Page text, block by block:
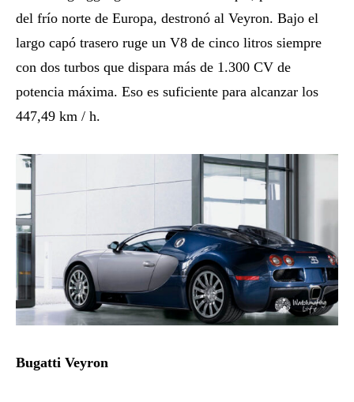
del frío norte de Europa, destronó al Veyron. Bajo el
largo capó trasero ruge un V8 de cinco litros siempre
con dos turbos que dispara más de 1.300 CV de
potencia máxima. Eso es suficiente para alcanzar los
447,49 km / h.
Bugatti Veyron